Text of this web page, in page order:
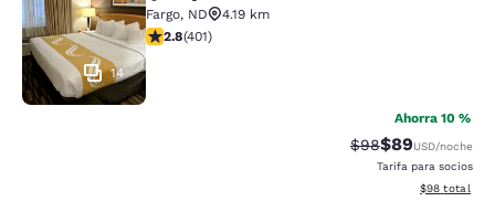
14
Fargo, ND
4.19 km
Calificación de 2.81 estrellas. Razonable. 401 reseñas
2.8(401)
Ahorra 10 %
Tarifa tachada:
$98Tarifa
$89USD/noche
Tarifa para socios
Ver detalles
$98 total